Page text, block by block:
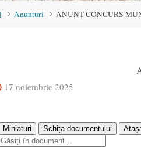
HomeAnunturi ANUNȚ CONCURS
17 noiembrie 2025